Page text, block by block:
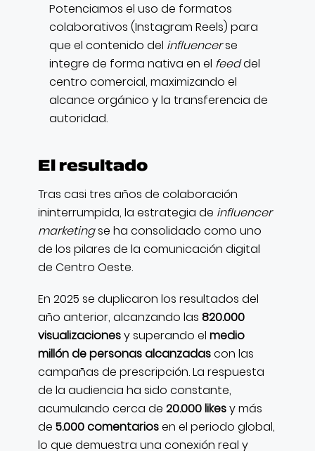
Potenciamos el uso de formatos
colaborativos (Instagram Reels) para
que el contenido del influencerse
integre de forma nativa en el feeddel
centro comercial, maximizando el
alcance orgánico y la transferencia de
autoridad.
El resultado
Tras casi tres años de colaboración
ininterrumpida, la estrategia de influencer
marketingse ha consolidado como uno
de los pilares de la comunicación digital
de Centro Oeste.
En 2025 se duplicaron los resultados del
año anterior, alcanzando las 820.000
visualizacionesy superando el medio
millón de personas alcanzadascon las
campañas de prescripción. La respuesta
de la audiencia ha sido constante,
acumulando cerca de 20.000 likesy más
de 5.000 comentariosen el periodo global,
lo que demuestra una conexión real y